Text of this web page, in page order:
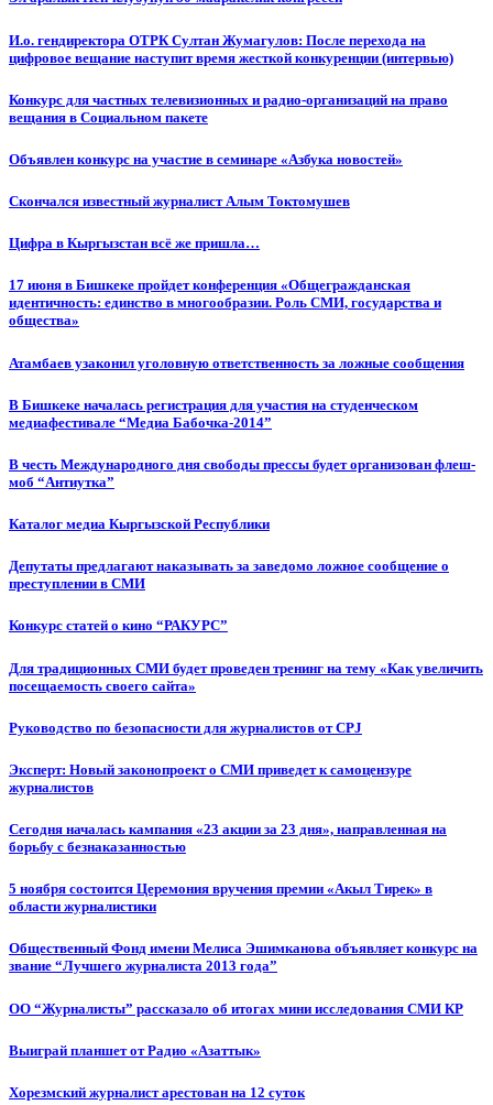
И.о. гендиректора ОТРК Султан Жумагулов: После перехода на
цифровое вещание наступит время жесткой конкуренции (интервью)
Конкурс для частных телевизионных и радио-организаций на право
вещания в Социальном пакете
Объявлен конкурс на участие в семинаре «Азбука новостей»
Cкончался известный журналист Алым Токтомушев
Цифра в Кыргызстан всё же пришла…
17 июня в Бишкеке пройдет конференция «Общегражданская
идентичность: единство в многообразии. Роль СМИ, государства и
общества»
Атамбаев узаконил уголовную ответственность за ложные сообщения
В Бишкеке началась регистрация для участия на студенческом
медиафестивале “Медиа Бабочка-2014”
В честь Международного дня свободы прессы будет организован флеш-
моб “Антиутка”
Каталог медиа Кыргызской Республики
Депутаты предлагают наказывать за заведомо ложное сообщение о
преступлении в СМИ
Конкурс статей о кино “РАКУРС”
Для традиционных СМИ будет проведен тренинг на тему «Как увеличить
посещаемость своего сайта»
Руководство по безопасности для журналистов от CPJ
Эксперт: Новый законопроект о СМИ приведет к самоцензуре
журналистов
Сегодня началась кампания «23 акции за 23 дня», направленная на
борьбу с безнаказанностью
5 ноября состоится Церемония вручения премии «Акыл Тирек» в
области журналистики
Общественный Фонд имени Мелиса Эшимканова объявляет конкурс на
звание “Лучшего журналиста 2013 года”
ОО “Журналисты” рассказало об итогах мини исследования СМИ КР
Выиграй планшет от Радио «Азаттык»
Хорезмский журналист арестован на 12 суток